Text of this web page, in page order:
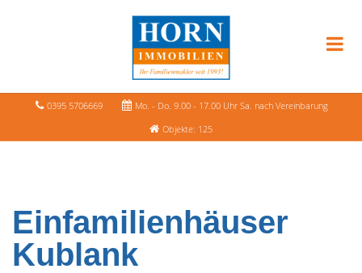
0395 5706669
Mo. - Do. 9.00 - 17.00 Uhr Sa. nach Vereinbarung
Objekte: 125
Einfamilienhäuser
Kublank